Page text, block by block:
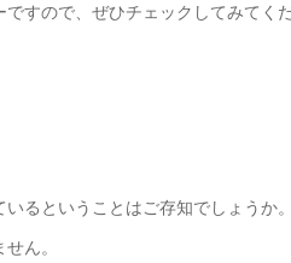
すので、ぜひチェックしてみてく
るということはご存知でしょうか
ん。